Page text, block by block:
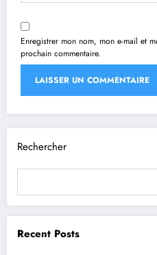
Enregistrer mon nom, mon e-mail et
prochain commentaire.
Rechercher
Recent Posts